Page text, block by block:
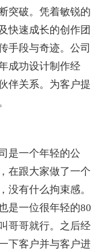
突破。凭着敏锐的
快速成长的创作团
手段与奇迹。公司
成功设计制作经
伴关系。为客户提
一个年轻的公
在跟大家做了一个
没有什么拘束感。
是一位很年轻的80
哥哥就行。之后经
下客户并与客户进